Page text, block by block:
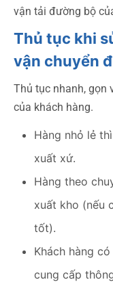
vận tải đường bộ
Thủ tục khi
vận chuyển
Thủ tục nhanh, gọn
của khách hàng.
Hàng nhỏ lẻ
xuất xứ.
Hàng theo
xuất kho (nếu
tốt).
Khách hàng
cung cấp